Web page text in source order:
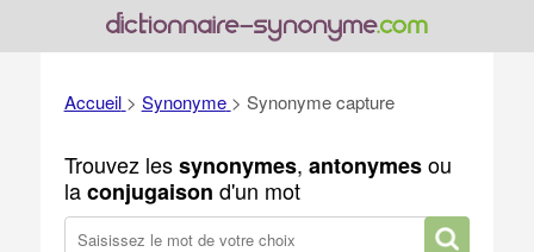
Accueil > Synonyme > Synonyme capture
Trouvez lessynonymes, antonymesou
laconjugaison d'un mot